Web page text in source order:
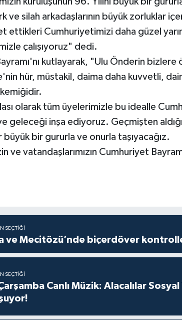
ve silah arkadaşlarının büyük zorluklar
ettikleri Cumhuriyetimizi daha güzel
çalışıyoruz" dedi.
kutlayarak, "Ulu Önderin
hür, müstakil, daima daha kuvvetli,
olarak tüm üyelerimizle bu idealle
geleceği inşa ediyoruz. Geçmişten
bir gururla ve onurla taşıyacağız.
ve vatandaşlarımızın Cumhuriyet
SEÇTIĞI
ve Mecitözü’nde biçerdöver
SEÇTIĞI
Canlı Müzik: Alacalılar